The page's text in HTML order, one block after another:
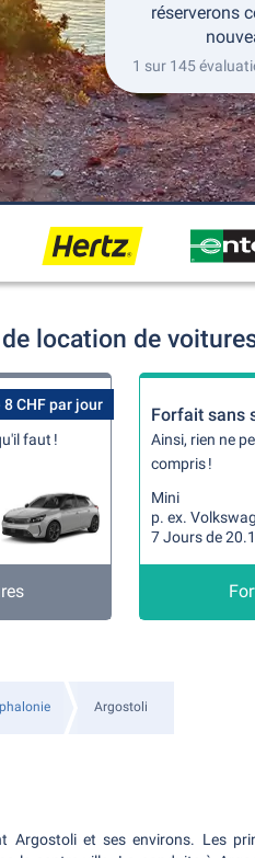
réserverons
1 sur 145
location de
CHF par jour
faut !
Forfait sans
Ainsi, rien ne
compris !
Mini
p. ex.
7 Jours de
Argostoli
Argostoli et ses environs. Les